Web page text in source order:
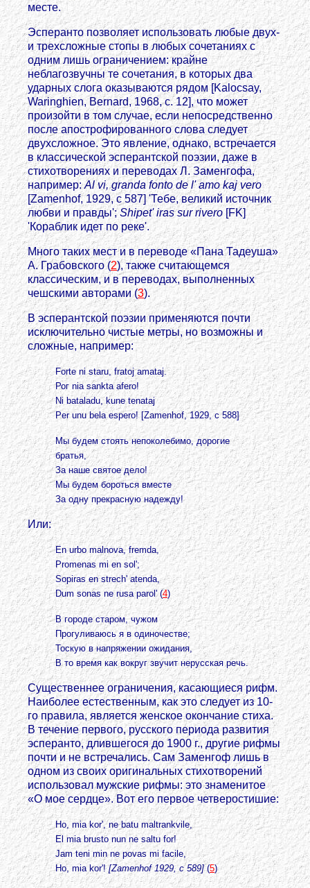
месте.
Эсперанто позволяет использовать любые двух-
и трехсложные стопы в любых сочетаниях с
одним лишь ограничением: крайне
неблагозвучны те сочетания, в которых два
ударных слога оказываются рядом [Kalocsay,
Waringhien, Bernard, 1968, с. 12], что может
произойти в том случае, если непосредственно
после апострофированного слова следует
двухсложное. Это явление, однако, встречается
в классической эсперантской поэзии, даже в
стихотворениях и переводах Л. Заменгофа,
например:Al vi, granda fonto de l' amo kaj vero
[Zamenhof, 1929, с 587] 'Тебе, великий источник
любви и правды';Shipet' iras sur rivero [FK]
'Кораблик идет по реке'.
Много таких мест и в переводе «Пана Тадеуша»
А. Грабовского (2), также считающемся
классическим, и в переводах, выполненных
чешскими авторами (3).
В эсперантской поэзии применяются почти
исключительно чистые метры, но возможны и
сложные, например:
Forte ni staru, fratoj amataj.
Рог nia sankta afero!
Ni bataladu, kune tenataj
Per unu bela espero! [Zamenhof, 1929, с 588]
Мы будем стоять непоколебимо, дорогие
братья,
За наше святое дело!
Мы будем бороться вместе
За одну прекрасную надежду!
Или:
En urbo malnova, fremda,
Promenas mi en sol';
Sopiras en strech' atenda,
Dum sonas ne rusa parol' (4)
В городе старом, чужом
Прогуливаюсь я в одиночестве;
Тоскую в напряжении ожидания,
В то время как вокруг звучит нерусская речь.
Существеннее ограничения, касающиеся рифм.
Наиболее естественным, как это следует из 10-
го правила, является женское окончание стиха.
В течение первого, русского периода развития
эсперанто, длившегося до 1900 г., другие рифмы
почти и не встречались. Сам Заменгоф лишь в
одном из своих оригинальных стихотворений
использовал мужские рифмы: это знаменитое
«О мое сердце». Вот его первое четверостишие:
Но, mia kor', ne batu maltrankvile,
El mia brusto nun ne saltu for!
Jam teni min ne povas mi facile,
Ho, mia kor'![Zamenhof 1929, с 589](5)